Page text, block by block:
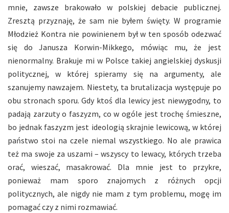
mnie, zawsze brakowało w polskiej debacie publicznej.
Zresztą przyznaję, że sam nie byłem święty. W programie
Młodzież Kontra nie powinienem był w ten sposób odezwać
się do Janusza Korwin-Mikkego, mówiąc mu, że jest
nienormalny. Brakuje mi w Polsce takiej angielskiej dyskusji
politycznej, w której spieramy się na argumenty, ale
szanujemy nawzajem. Niestety, ta brutalizacja występuje po
obu stronach sporu. Gdy ktoś dla lewicy jest niewygodny, to
padają zarzuty o faszyzm, co w ogóle jest trochę śmieszne,
bo jednak faszyzm jest ideologią skrajnie lewicową, w której
państwo stoi na czele niemal wszystkiego. No ale prawica
też ma swoje za uszami – wszyscy to lewacy, których trzeba
orać, wieszać, masakrować. Dla mnie jest to przykre,
ponieważ mam sporo znajomych z różnych opcji
politycznych, ale nigdy nie mam z tym problemu, mogę im
pomagać czy z nimi rozmawiać.